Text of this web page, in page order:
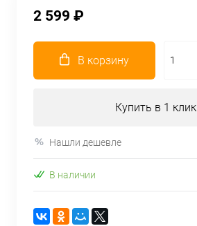
2 599 ₽
В корзину
Купить в 1 клик
Нашли дешевле
В наличии